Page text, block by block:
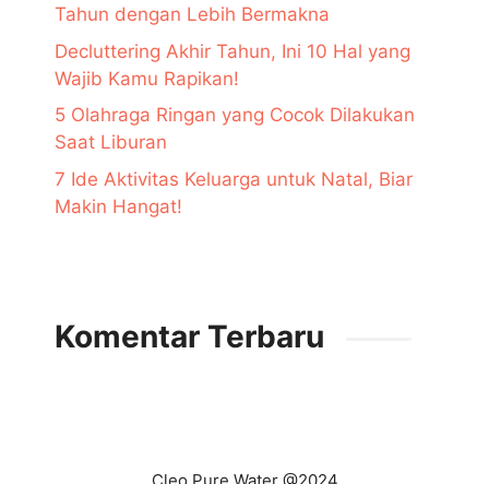
Tahun dengan Lebih Bermakna
Decluttering Akhir Tahun, Ini 10 Hal yang
Wajib Kamu Rapikan!
5 Olahraga Ringan yang Cocok Dilakukan
Saat Liburan
7 Ide Aktivitas Keluarga untuk Natal, Biar
Makin Hangat!
Komentar Terbaru